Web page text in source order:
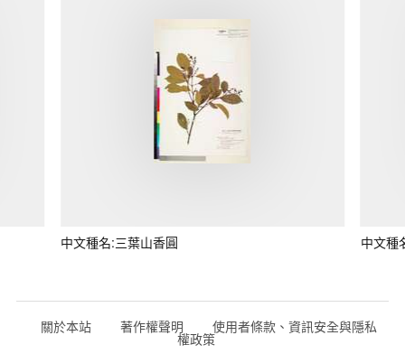
中文種名:三葉山香圓 中文種
關於本站 著作權聲明 使用者條款、資訊安全與隱私
權政策